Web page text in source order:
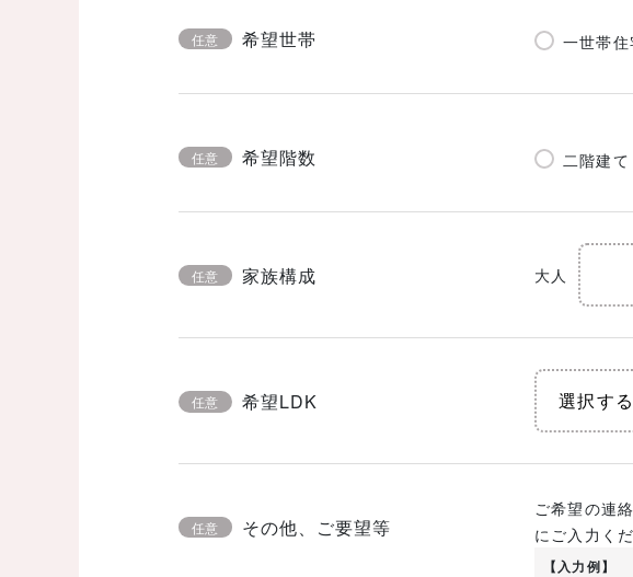
任意 希望世帯 一世帯住
任意 希望階数 二階建て
任意 家族構成 大人
任意 希望LDK
任意 その他、ご要望等
ご希望の連
にご入力くだ
【入力例】